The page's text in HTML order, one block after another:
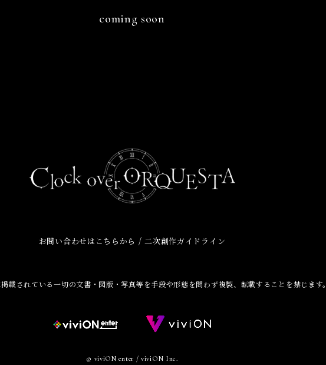
coming soon
お問い合わせはこちらから /二次創作ガイドライン
載されている一切の文書・図版・写真等を手段や形態を問わず複製、転載することを禁じます。
© viviON enter / viviON Inc.